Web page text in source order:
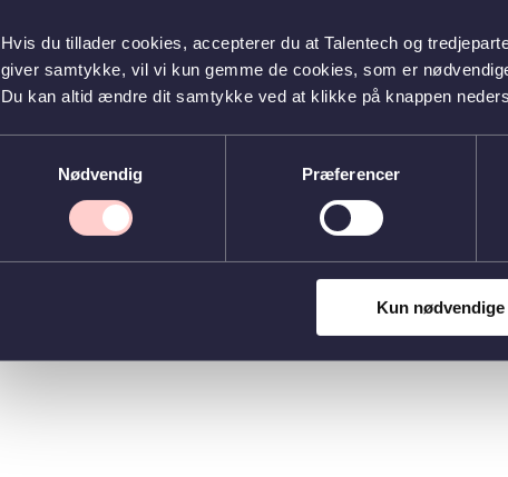
Hvis du tillader cookies, accepterer du at Talentech og
giver samtykke, vil vi kun gemme de cookies, som er
Du kan altid ændre dit samtykke ved at klikke på knappen
Nødvendig
Præferencer
Kun